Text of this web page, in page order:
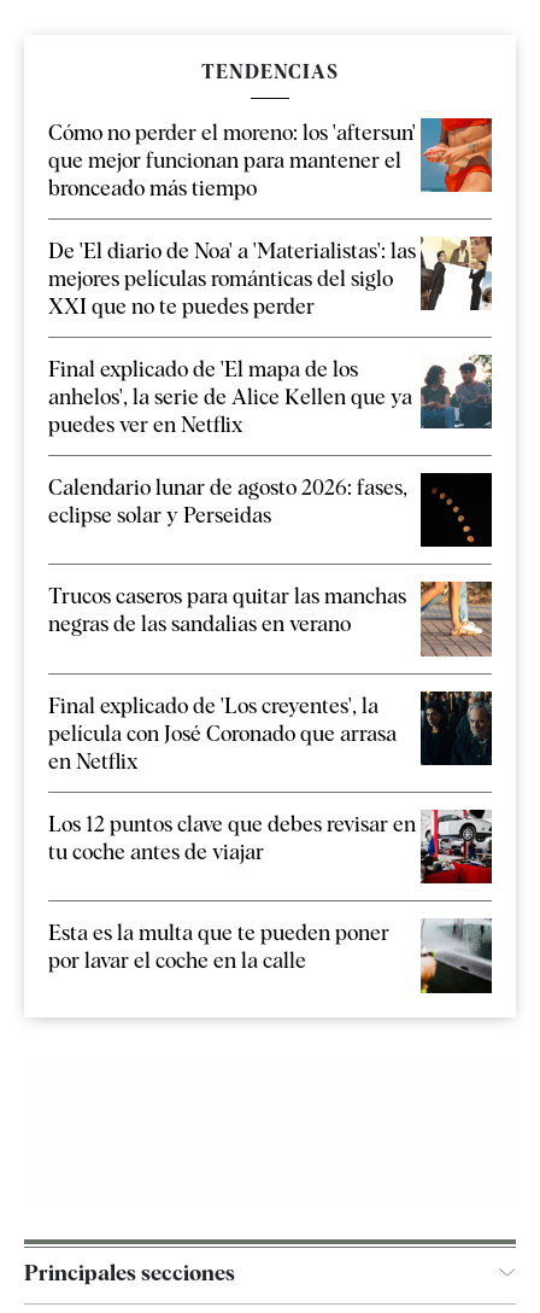
TENDENCIAS
Cómo no perder el moreno: los 'aftersun'
que mejor funcionan para mantener el
bronceado más tiempo
De 'El diario de Noa' a 'Materialistas': las
mejores películas románticas del siglo
XXI que no te puedes perder
Final explicado de 'El mapa de los
anhelos', la serie de Alice Kellen que ya
puedes ver en Netflix
Calendario lunar de agosto 2026: fases,
eclipse solar y Perseidas
Trucos caseros para quitar las manchas
negras de las sandalias en verano
Final explicado de 'Los creyentes', la
película con José Coronado que arrasa
en Netflix
Los 12 puntos clave que debes revisar en
tu coche antes de viajar
Esta es la multa que te pueden poner
por lavar el coche en la calle
Principales secciones